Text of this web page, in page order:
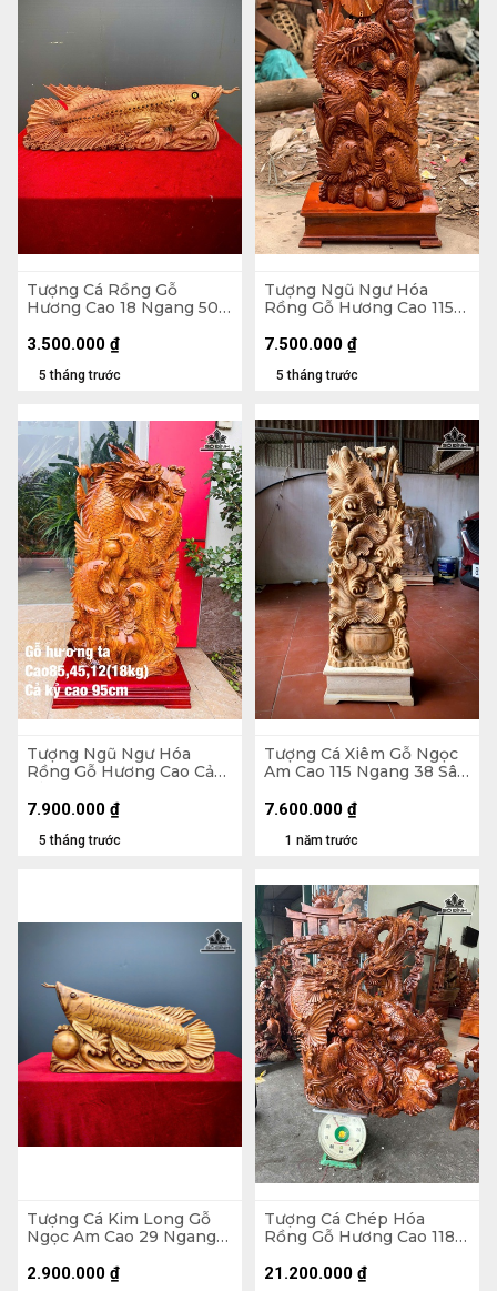
Tượng Cá Rồng Gỗ
Hương Cao 18 Ngang 50
5 tháng trước
3.500.000 ₫
Tượng Ngũ Ngư Hóa
Rồng Gỗ Hương Cao 115
Không Kỷ Cao 100 (cm)
5 tháng trước
7.500.000 ₫
Tượng Ngũ Ngư Hóa
Rồng Gỗ Hương Cao Cả
(cm) - 18kg - Kỷ Cao 10
5 tháng trước
7.900.000 ₫
Tượng Cá Xiêm Gỗ Ngọc
Am Cao 115 Ngang 38 Sâu
1 năm trước
7.600.000 ₫
Tượng Cá Kim Long Gỗ
Ngọc Am Cao 29 Ngang
2.900.000 ₫
Tượng Cá Chép Hóa
Rồng Gỗ Hương Cao 118
21.200.000 ₫